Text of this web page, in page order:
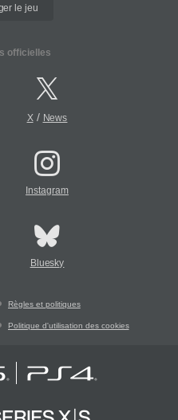
le jeu
officielles
X/ News
Instagram
Bluesky
Règles et politiques
Politique d'utilisation des cookies